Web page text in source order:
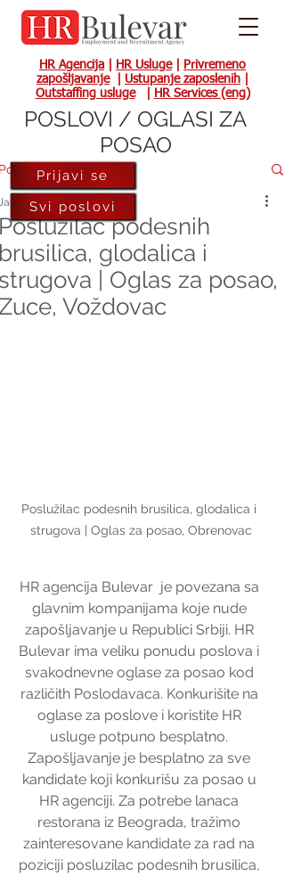
HR Agencija HR Usluge|
Privremeno
zapošljavanje| Ustupanje zaposlenih
Outstaffing usluge| HR Services (eng)
podesnih
glodalica i
| Oglas za posao,
Voždovac
4, 2024
Poslužilac podesnih brusilica, glodalica i
strugova | Oglas za posao, Obrenovac
HR agencija Bulevar  je povezana sa
glavnim kompanijama koje nude
zapošljavanje u Republici Srbiji. HR
Bulevar ima veliku ponudu poslova i
svakodnevne oglase za posao kod
različith Poslodavaca. Konkurišite na
oglase za poslove i koristite HR
usluge potpuno besplatno.
Zapošljavanje je besplatno za sve
kandidate koji konkurišu za posao u
HR agenciji. Za potrebe lanaca
restorana iz Beograda, tražimo
zainteresovane kandidate za rad na
poziciji posluzilac podesnih brusilica,
Prijavi se
Svi poslovi
POSLOVI / OGLASI ZA
POSAO